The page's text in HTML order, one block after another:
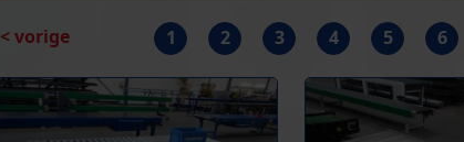
< vorige 1 2 3 4 5 6